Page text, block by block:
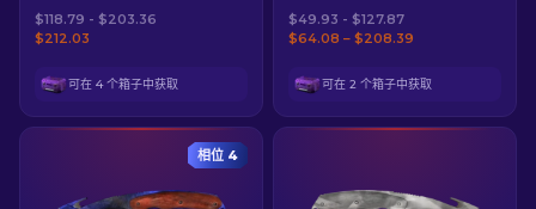
$118.79 - $203.36
$212.03
可在 4 个箱子中获取
$49.93 - $127.87
$64.08 – $208.39
可在 2 个箱子中获取
相位 4